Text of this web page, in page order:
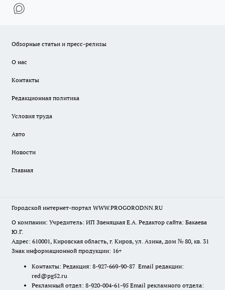
Обзорные статьи и пресс-релизы
О нас
Контакты
Редакционная политика
Условия труда
Авто
Новости
Главная
Городской интернет-портал WWW.PROGORODNN.RU
О компании: Учредитель: ИП Звеняцкая Е.А. Редактор сайта: Бакаева
Ю.Г.
Адрес: 610001, Кировская область, г. Киров, ул. Азина, дом № 80, кв. 31
Знак информационной продукции: 16+
Контакты: Редакция: 8-927-669-90-87 Email редакции:
red@pg52.ru
Рекламный отдел: 8-920-004-61-95 Email рекламного отдела: